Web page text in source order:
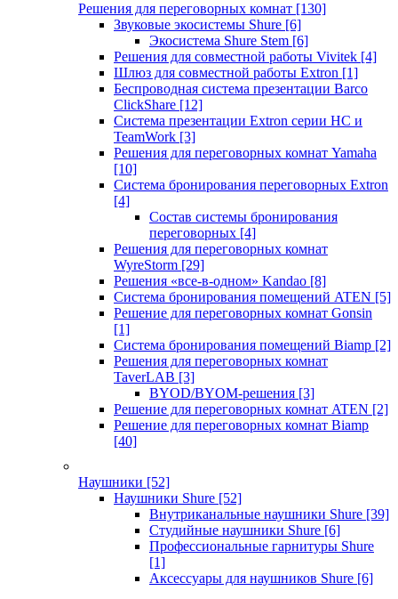
Решения для переговорных комнат [130]
Звуковые экосистемы Shure [6]
Экосистема Shure Stem [6]
Решения для совместной работы Vivitek [4]
Шлюз для совместной работы Extron [1]
Беспроводная система презентации Barco
ClickShare [12]
Система презентации Extron серии HC и
TeamWork [3]
Решения для переговорных комнат Yamaha
[10]
Система бронирования переговорных Extron
[4]
Состав системы бронирования
переговорных [4]
Решения для переговорных комнат
WyreStorm [29]
Решения «все-в-одном» Kandao [8]
Система бронирования помещений ATEN [5]
Решение для переговорных комнат Gonsin
[1]
Система бронирования помещений Biamp [2]
Решения для переговорных комнат
TaverLAB [3]
BYOD/BYOM-решения [3]
Решение для переговорных комнат ATEN [2]
Решение для переговорных комнат Biamp
[40]
Наушники [52]
Наушники Shure [52]
Внутриканальные наушники Shure [39]
Студийные наушники Shure [6]
Профессиональные гарнитуры Shure
[1]
Аксессуары для наушников Shure [6]